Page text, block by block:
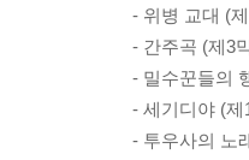
- 위병 교대 (
- 간주곡 (제3
- 밀수꾼들의
- 세기디야 (제
- 투우사의 노